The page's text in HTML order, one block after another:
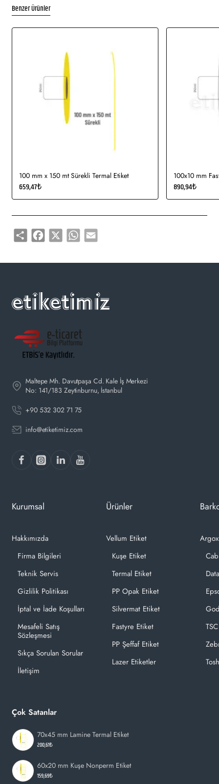
edilebilmektedir. Ortalama 2 yıl ömrü vardır. Güneş ışını gibi
hafif derecedeki ısılarda zarar görmez.
Yapışkan Türleri:
Kullanım Alanları:
etiketi, koli üstü etiketi. Genellikle hızlı tüketim ürünlerinde
Benzer Ürünler
100 mm x 150 mt Sürekli Termal Etiket
659,47₺
100x10 mm
890,94₺
Share Facebook
X WhatsApp
Email
Maltepe Mh. Davutpaşa Cd. Kale İş Merkezi
No: 141/183 Zeytinburnu, İstanbul
+90 532 302 71 75
info@etiketimiz.com
Kurumsal
Hakkımızda
Firma Bilgileri
Teknik Servis
Gizlilik Politikası
İptal ve İade Koşulları
Mesafeli Satış
Sözleşmesi
Sıkça Sorulan Sorular
İletişim
Ürünler
Vellum Etiket
Kuşe Etiket
Termal Etiket
PP Opak Etiket
Silvermat Etiket
Fastyre Etiket
PP Şeffaf Etiket
Lazer Etiketler
Çok Satanlar
70x45 mm Lamine Termal Etiket
200,61₺
60x20 mm Kuşe Nonperm Etiket
159,69₺